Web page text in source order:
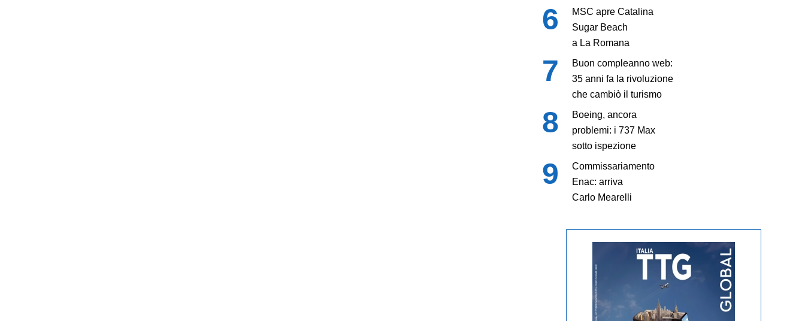
MSC apre Catalina
Sugar Beach
a La Romana
Buon compleanno web:
35 anni fa la rivoluzione
che cambiò il turismo
Boeing, ancora
problemi: i 737 Max
sotto ispezione
Commissariamento
Enac: arriva
Carlo Mearelli